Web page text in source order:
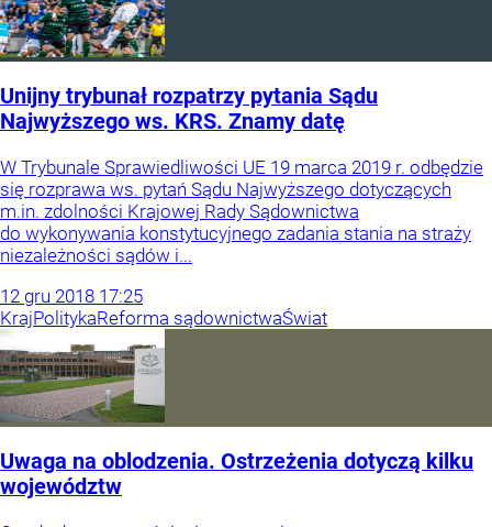
Unijny trybunał rozpatrzy pytania Sądu
Najwyższego ws. KRS. Znamy datę
W Trybunale Sprawiedliwości UE 19 marca 2019 r. odbędzie
się rozprawa ws. pytań Sądu Najwyższego dotyczących
m.in. zdolności Krajowej Rady Sądownictwa
do wykonywania konstytucyjnego zadania stania na straży
niezależności sądów i...
12 gru 2018 17:25
KrajPolitykaReforma sądownictwaŚwiat
Uwaga na oblodzenia. Ostrzeżenia dotyczą kilku
województw